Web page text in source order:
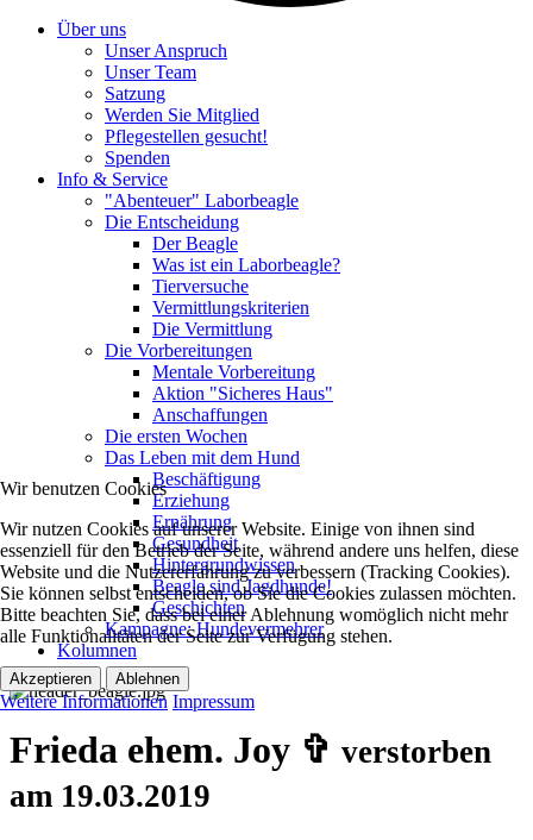
Über uns
Unser Anspruch
Unser Team
Satzung
Werden Sie Mitglied
Pflegestellen gesucht!
Spenden
Info & Service
"Abenteuer" Laborbeagle
Die Entscheidung
Der Beagle
Was ist ein Laborbeagle?
Tierversuche
Vermittlungskriterien
Die Vermittlung
Die Vorbereitungen
Mentale Vorbereitung
Aktion "Sicheres Haus"
Anschaffungen
Die ersten Wochen
Das Leben mit dem Hund
Beschäftigung
Erziehung
Ernährung
Gesundheit
Hintergrundwissen
Beagle sind Jagdhunde!
Geschichten
Kampagne: Hundevermehrer
Kolumnen
Frieda ehem. Joy ✞ verstorben
am 19.03.2019
Wir benutzen Cookies
Wir nutzen Cookies auf unserer Website. Einige von ihnen sind
essenziell für den Betrieb der Seite, während andere uns helfen, diese
Website und die Nutzererfahrung zu verbessern (Tracking Cookies).
Sie können selbst entscheiden, ob Sie die Cookies zulassen möchten.
Bitte beachten Sie, dass bei einer Ablehnung womöglich nicht mehr
alle Funktionalitäten der Seite zur Verfügung stehen.
Akzeptieren Ablehnen
Weitere Informationen Impressum